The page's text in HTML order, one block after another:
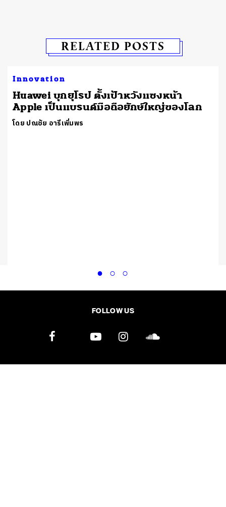
RELATED POSTS
Innovation
Huawei บุกยุโรป ตั้งเป้าหวังแซงหน้า
Apple เป็นแบรนด์มือถือยักษ์ใหญ่ของโลก
โดย ปณชัย อารีเพิ่มพร
FOLLOW US